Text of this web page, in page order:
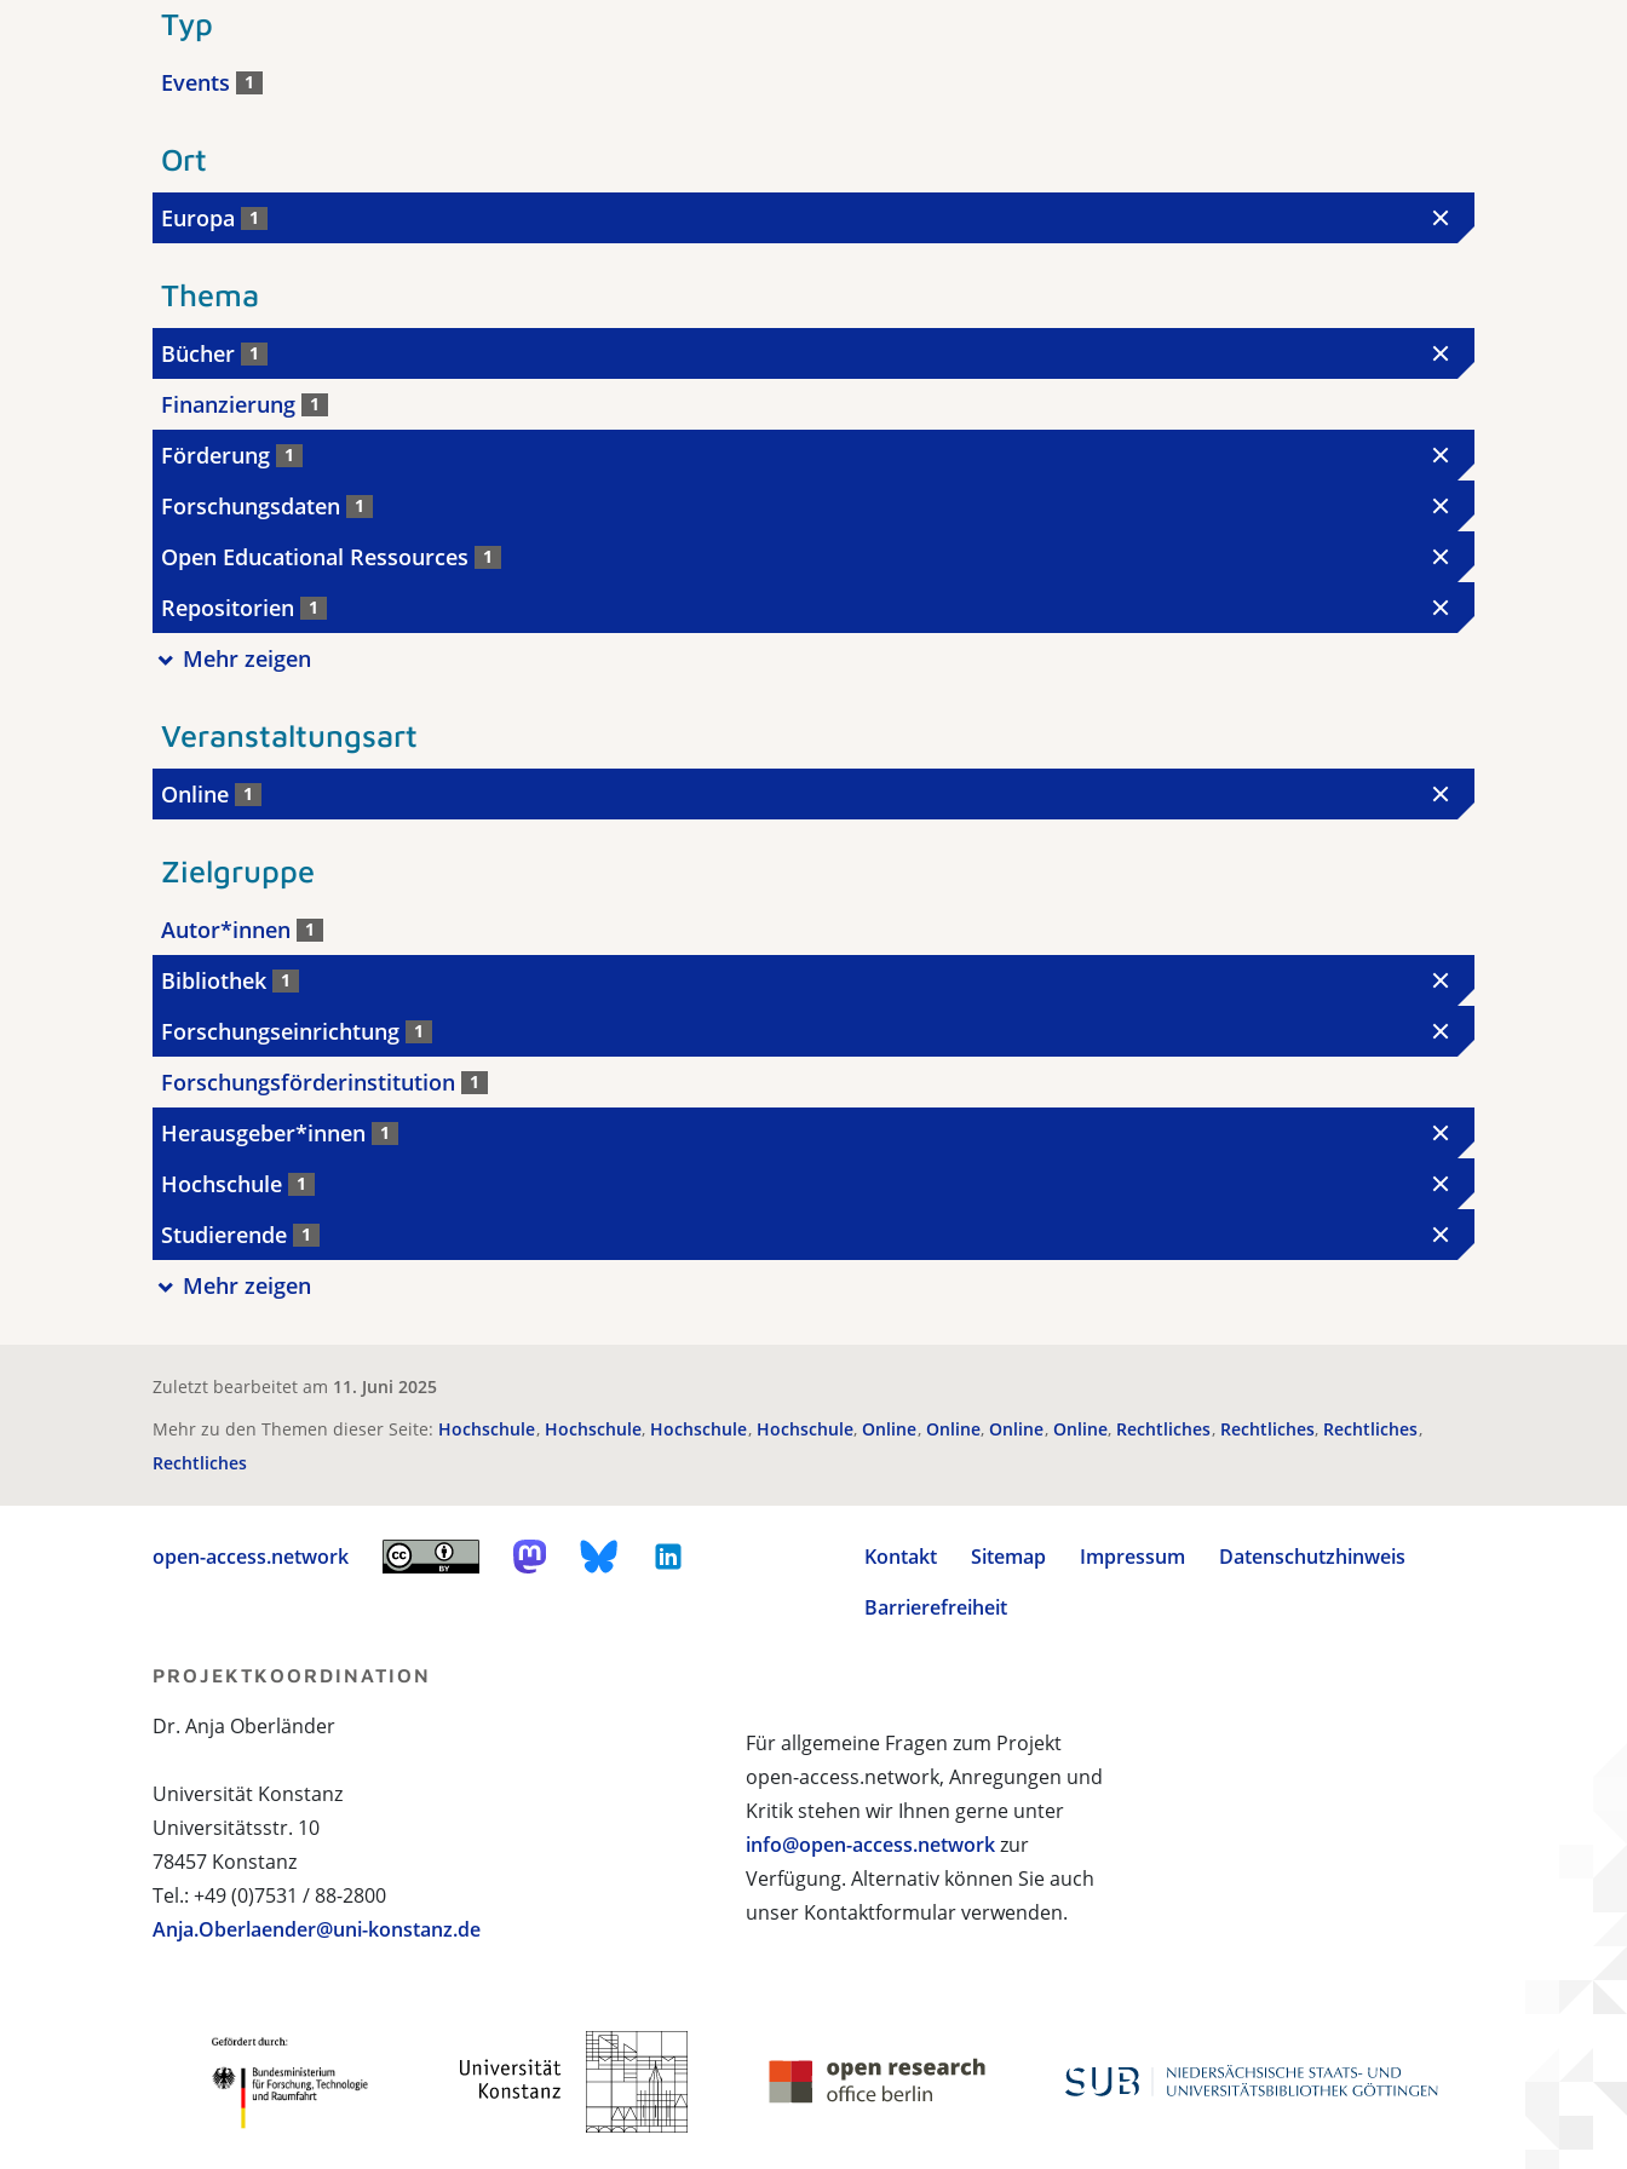
Typ
Events 1
Ort
Europa 1
Thema
Bücher 1
Finanzierung 1
Förderung 1
Forschungsdaten 1
Open Educational Ressources 1
Repositorien 1
Mehr zeigen
Veranstaltungsart
Online 1
Zielgruppe
Autor*innen 1
Bibliothek 1
Forschungseinrichtung 1
Forschungsförderinstitution 1
Herausgeber*innen 1
Hochschule 1
Studierende 1
Mehr zeigen
Zuletzt bearbeitet am 11. Juni 2025
Mehr zu den Themen dieser Seite: Hochschule Hochschule Hochschule Hochschule Online Online Online Online Rechtliches Rechtliches Rechtliches
Rechtliches
open-access.network Kontakt Sitemap Impressum
Datenschutzhinweis
Barrierefreiheit
Für allgemeine Fragen zum Projekt
open-access.network, Anregungen und
Kritik stehen wir Ihnen gerne unter
info@open-access.networkzur
Verfügung. Alternativ können Sie auch
unser Kontaktformular verwenden.
PROJEKTKOORDINATION
Dr. Anja Oberländer
Universität Konstanz
Universitätsstr. 10
78457 Konstanz
Tel.: +49 (0)7531 / 88-2800
Anja.Oberlaender@uni-konstanz.de